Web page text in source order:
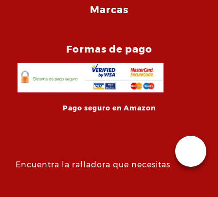
Marcas
Formas de pago
Pago seguro en Amazon
Encuentra la ralladora que necesitas